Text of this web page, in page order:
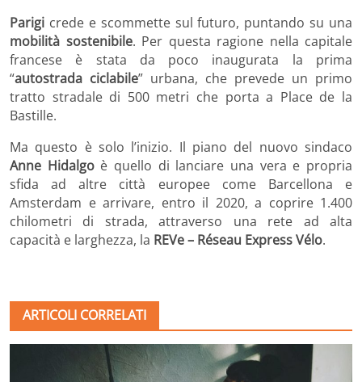
Parigi crede e scommette sul futuro, puntando su una
mobilità sostenibile. Per questa ragione nella capitale
francese è stata da poco inaugurata la prima
“autostrada ciclabile” urbana, che prevede un primo
tratto stradale di 500 metri che porta a Place de la
Bastille.
Ma questo è solo l’inizio. Il piano del nuovo sindaco
Anne Hidalgoè quello di lanciare una vera e propria
sfida ad altre città europee come Barcellona e
Amsterdam e arrivare, entro il 2020, a coprire 1.400
chilometri di strada, attraverso una rete ad alta
capacità e larghezza, la REVe – Réseau Express Vélo.
ARTICOLI CORRELATI